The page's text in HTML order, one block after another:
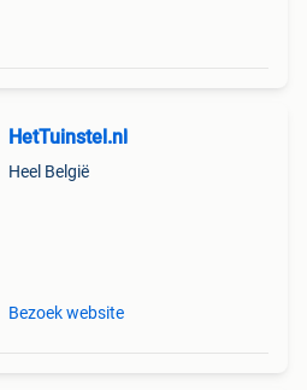
HetTuinstel.nl
Heel België
Bezoek website